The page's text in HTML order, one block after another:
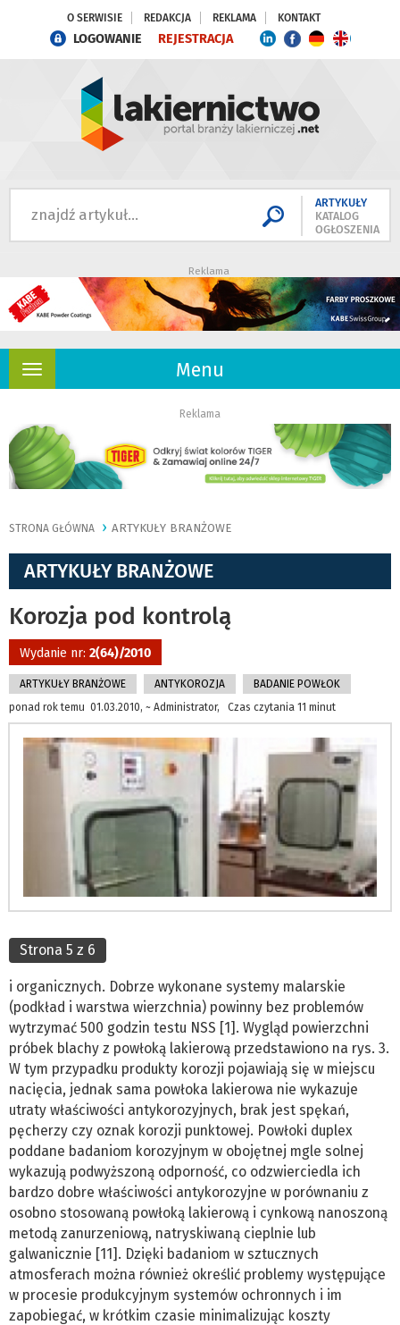
O SERWISIE REDAKCJA REKLAMA KONTAKT
LOGOWANIE REJESTRACJA
ARTYKUŁY
KATALOG
OGŁOSZENIA
Reklama
Menu
Rozwiń
Reklama
STRONA GŁÓWNA ARTYKUŁY BRANŻOWE
ARTYKUŁY BRANŻOWE
Korozja pod kontrolą
Wydanie nr: 2(64)/2010
ARTYKUŁY BRANŻOWE ANTYKOROZJA
BADANIE POWŁOK
ponad rok temu 01.03.2010, ~ Administrator, Czas czytania 11 minut
Strona 5 z 6
i organicznych. Dobrze wykonane systemy malarskie
(podkład i warstwa wierzchnia) powinny bez problemów
wytrzymać 500 godzin testu NSS [1]. Wygląd powierzchni
próbek blachy z powłoką lakierową przedstawiono na rys. 3.
W tym przypadku produkty korozji pojawiają się w miejscu
nacięcia, jednak sama powłoka lakierowa nie wykazuje
utraty właściwości antykorozyjnych, brak jest spękań,
pęcherzy czy oznak korozji punktowej. Powłoki duplex
poddane badaniom korozyjnym w obojętnej mgle solnej
wykazują podwyższoną odporność, co odzwierciedla ich
bardzo dobre właściwości antykorozyjne w porównaniu z
osobno stosowaną powłoką lakierową i cynkową nanoszoną
metodą zanurzeniową, natryskiwaną cieplnie lub
galwanicznie [11]. Dzięki badaniom w sztucznych
atmosferach można również określić problemy występujące
w procesie produkcyjnym systemów ochronnych i im
zapobiegać, w krótkim czasie minimalizując koszty